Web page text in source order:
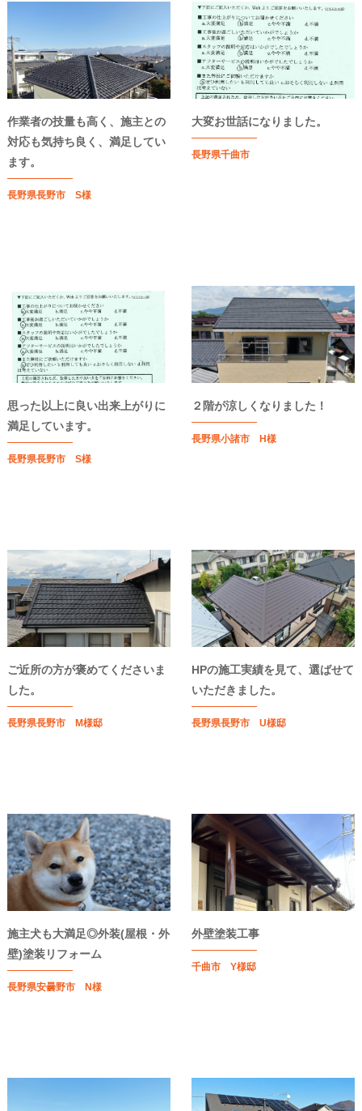
作業者の技量も高く、施主との
対応も気持ち良く、満足してい
ます。
長野県長野市 S様
大変お世話になりました。
長野県千曲市
思った以上に良い出来上がりに
満足しています。
長野県長野市 S様
２階が涼しくなりました！
長野県小諸市 H様
ご近所の方が褒めてくださいま
した。
長野県長野市 M様邸
HPの施工実績を見て、選ばせて
いただきました。
長野県長野市 U様邸
施主犬も大満足◎外装(屋根・外
壁)塗装リフォーム
長野県安曇野市 N様
外壁塗装工事
千曲市 Y様邸